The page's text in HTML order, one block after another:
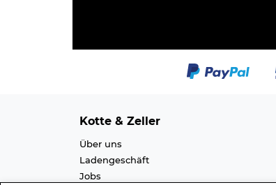
Kotte & Zeller
Über uns
Ladengeschäft
Jobs